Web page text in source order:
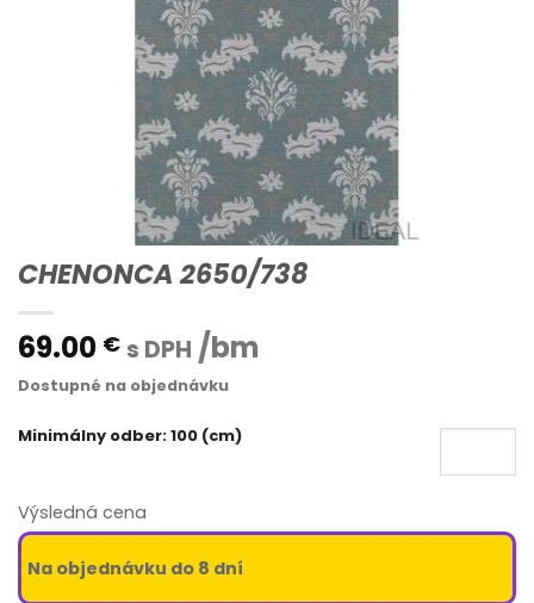
CHENONCA 2650/738
69.00 € s DPH /bm
Dostupné na objednávku
Minimálny odber: 100 (cm)
Výsledná cena
Na objednávku do 8 dní